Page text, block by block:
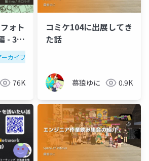
ォト
- 3D
会カイブ
76K
コミケ104に出展してき
た話
慕狼ゆに 0.9K